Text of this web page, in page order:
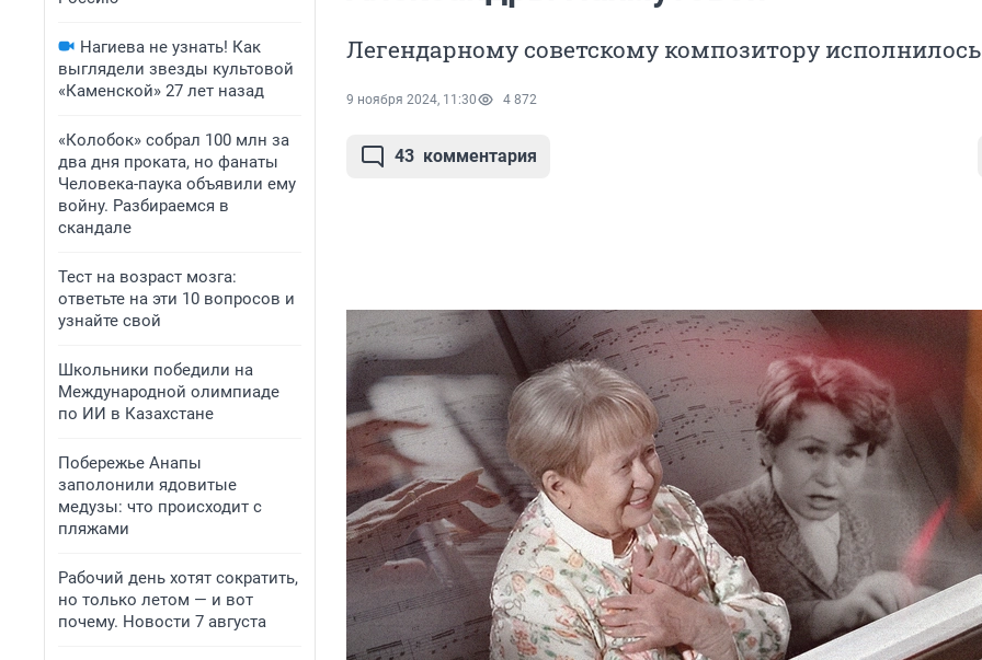
Нагиева не узнать! Как
выглядели звезды культовой
«Каменской» 27 лет назад
«Колобок» собрал 100 млн за
два дня проката, но фанаты
Человека-паука объявили ему
войну. Разбираемся в
скандале
Тест на возраст мозга:
ответьте на эти 10 вопросов и
узнайте свой
Школьники победили на
Международной олимпиаде
по ИИ в Казахстане
Побережье Анапы
заполонили ядовитые
медузы: что происходит с
пляжами
Рабочий день хотят сократить,
но только летом — и вот
почему. Новости 7 августа
Легендарному советскому композитору исполнилось
9 ноября 2024, 11:30 4 872
43 комментария